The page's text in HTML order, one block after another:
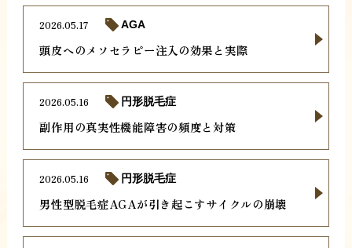
頭皮へのメソセラピー注入の効果と実際
2026.05.17 AGA
副作用の真実性機能障害の頻度と対策
2026.05.16 円形脱毛症
男性型脱毛症AGAが引き起こすサイクルの崩壊
2026.05.16 円形脱毛症